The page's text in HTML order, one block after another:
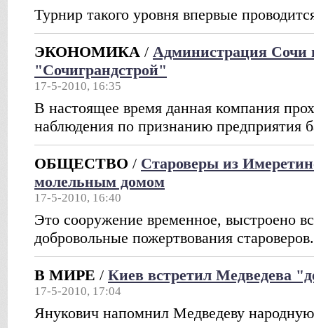
Турнир такого уровня впервые
ЭКОНОМИКА / Администрация Сочи
"Сочиграндстрой"
17-5-2010, 16:35
В настоящее время данная компания
наблюдения по признанию предприятия
ОБЩЕСТВО / Староверы из
молельным домом
17-5-2010, 16:40
Это сооружение временное, выстроено
добровольные пожертвования староверов.
В МИРЕ / Киев встретил Медведева
17-5-2010, 17:04
Янукович напомнил Медведеву